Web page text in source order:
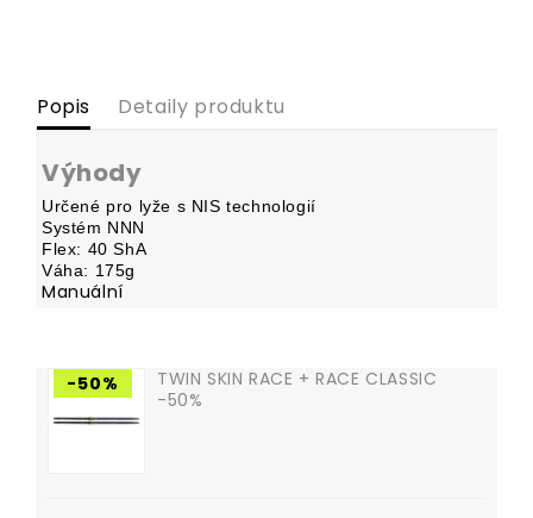
Popis Detaily produktu
Výhody
Určené pro lyže s NIS technologií
Systém NNN
Flex: 40 ShA
Váha: 175g
Manuální
-50%
TWIN SKIN RACE + RACE CLASSIC
-50%